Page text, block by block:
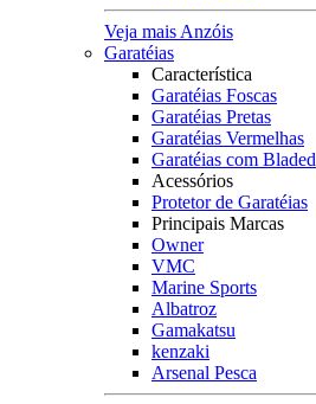
Veja mais Anzóis
Garatéias
Característica
Garatéias Foscas
Garatéias Pretas
Garatéias Vermelhas
Garatéias com Bladed
Acessórios
Protetor de Garatéias
Principais Marcas
Owner
VMC
Marine Sports
Albatroz
Gamakatsu
kenzaki
Arsenal Pesca